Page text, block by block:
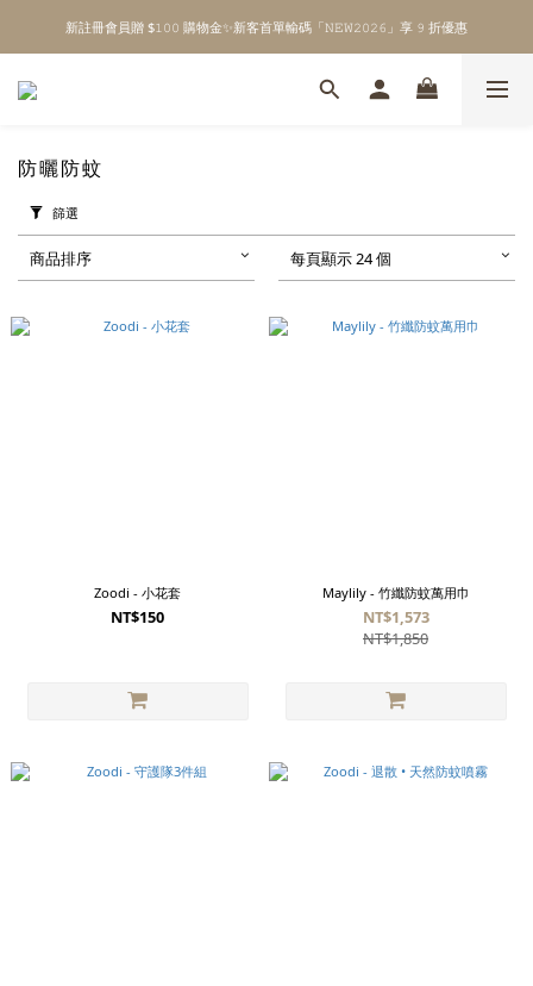
\ Welcome to 𝙻𝚒𝚝𝚝𝚕𝚎 𝙼𝚒𝚕𝚔𝚢 𝚆𝚊𝚢  ✨ For the Little Ones. /
防曬防蚊
篩選
商品排序 每頁顯示 24 個
Zoodi - 小花套
NT$150
Maylily - 竹纖防蚊萬用巾
NT$1,573
NT$1,850